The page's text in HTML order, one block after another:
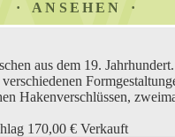
ANSEHEN
aus dem 19. Jahrhundert.
Hakenverschlüssen,
170,00 € Verkauft